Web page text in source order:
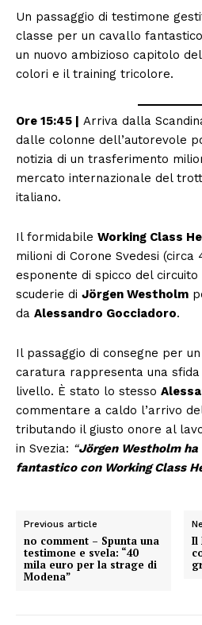
Un passaggio di testimone
classe per un cavallo
un nuovo ambizioso capitolo
colori e il training tricolore.
Ore 15:45 | Arriva dalla
dalle colonne dell’autorevole
notizia di un trasferimento
mercato internazionale del
italiano.
Il formidabile Working Class
milioni di Corone Svedesi (circa
esponente di spicco del
scuderie di Jörgen Westholm
da Alessandro Gocciadoro.
Il passaggio di consegne per
caratura rappresenta una
livello. È stato lo stesso
commentare a caldo l’arrivo
tributando il giusto onore al
in Svezia: “Jörgen Westholm
fantastico con Working Class
Previous article
no comment – Spunta una
testimone e svela: “40
mila euro per la strage di
Modena”
Il